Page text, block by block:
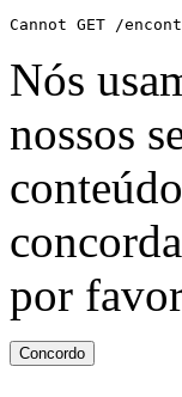
Cannot GET /
Nós
nossos
por
Concordo